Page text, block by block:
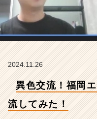
た！
【株
式
会
ゼ
2024.11.26
異色交流！福岡
流してみた！